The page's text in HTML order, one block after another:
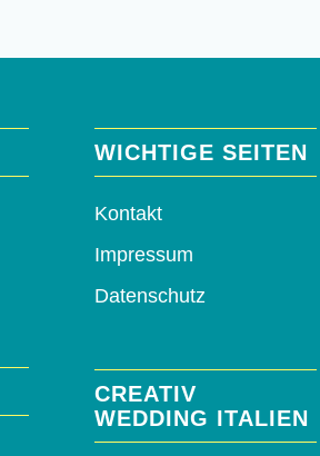
WICHTIGE SEITEN
Kontakt
Impressum
Datenschutz
CREATIV
WEDDING ITALIEN